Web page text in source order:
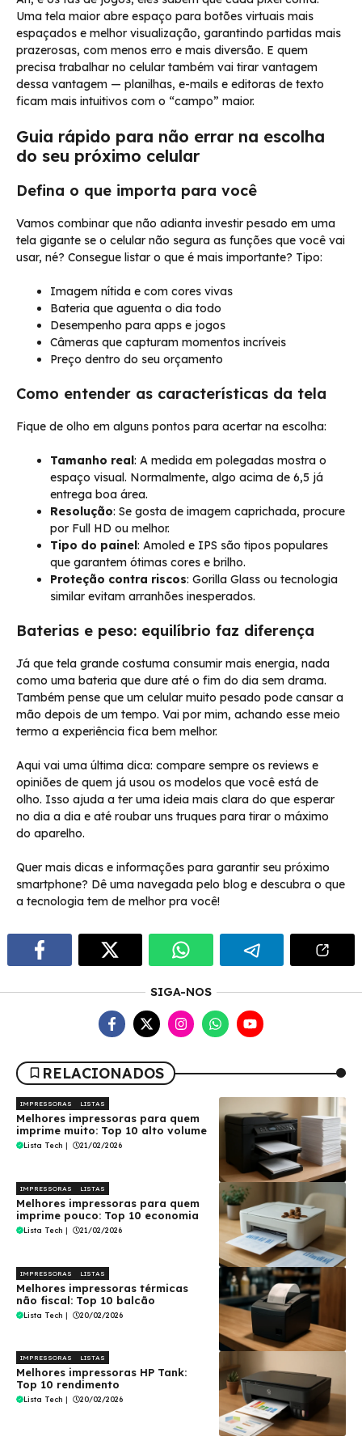
Uma tela maior abre espaço para botões virtuais mais
espaçados e melhor visualização, garantindo partidas mais
prazerosas, com menos erro e mais diversão. E quem
precisa trabalhar no celular também vai tirar vantagem
dessa vantagem — planilhas, e-mails e editoras de texto
ficam mais intuitivos com o “campo” maior.
Guia rápido para não errar na escolha
do seu próximo celular
Defina o que importa para você
Vamos combinar que não adianta investir pesado em uma
tela gigante se o celular não segura as funções que você vai
usar, né? Consegue listar o que é mais importante? Tipo:
Imagem nítida e com cores vivas
Bateria que aguenta o dia todo
Desempenho para apps e jogos
Câmeras que capturam momentos incríveis
Preço dentro do seu orçamento
Como entender as características da tela
Fique de olho em alguns pontos para acertar na escolha:
Tamanho real: A medida em polegadas mostra o
espaço visual. Normalmente, algo acima de 6,5 já
entrega boa área.
Resolução: Se gosta de imagem caprichada, procure
por Full HD ou melhor.
Tipo do painel: Amoled e IPS são tipos populares
que garantem ótimas cores e brilho.
Proteção contra riscos: Gorilla Glass ou tecnologia
similar evitam arranhões inesperados.
Baterias e peso: equilíbrio faz diferença
Já que tela grande costuma consumir mais energia, nada
como uma bateria que dure até o fim do dia sem drama.
Também pense que um celular muito pesado pode cansar a
mão depois de um tempo. Vai por mim, achando esse meio
termo a experiência fica bem melhor.
Aqui vai uma última dica: compare sempre os reviews e
opiniões de quem já usou os modelos que você está de
olho. Isso ajuda a ter uma ideia mais clara do que esperar
no dia a dia e até roubar uns truques para tirar o máximo
do aparelho.
Quer mais dicas e informações para garantir seu próximo
smartphone? Dê uma navegada pelo blog e descubra o que
a tecnologia tem de melhor pra você!
SIGA-NOS
RELACIONADOS
IMPRESSORAS LISTAS
Melhores impressoras para quem
imprime muito: Top 10 alto volume
Lista Tech | 21/02/2026
IMPRESSORAS LISTAS
Melhores impressoras para quem
imprime pouco: Top 10 economia
Lista Tech | 21/02/2026
IMPRESSORAS LISTAS
Melhores impressoras térmicas
não fiscal: Top 10 balcão
Lista Tech | 20/02/2026
IMPRESSORAS LISTAS
Melhores impressoras HP Tank:
Top 10 rendimento
Lista Tech | 20/02/2026